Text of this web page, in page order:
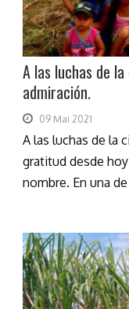
A las luchas de
admiración.
09 Mai 2021
A las luchas de la
gratitud desde
nombre. En una